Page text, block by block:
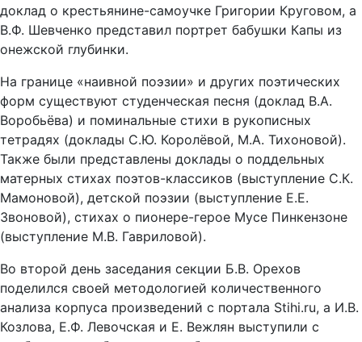
доклад о крестьянине-самоучке Григории Круговом, а
В.Ф. Шевченко представил портрет бабушки Капы из
онежской глубинки.
На границе «наивной поэзии» и других поэтических
форм существуют студенческая песня (доклад В.А.
Воробьёва) и поминальные стихи в рукописных
тетрадях (доклады С.Ю. Королёвой, М.А. Тихоновой).
Также были представлены доклады о поддельных
матерных стихах поэтов-классиков (выступление С.К.
Мамоновой), детской поэзии (выступление Е.Е.
Звоновой), стихах о пионере-герое Мусе Пинкензоне
(выступление М.В. Гавриловой).
Во второй день заседания секции Б.В. Орехов
поделился своей методологией количественного
анализа корпуса произведений с портала Stihi.ru, а И.В.
Козлова, Е.Ф. Левочская и Е. Вежлян выступили с